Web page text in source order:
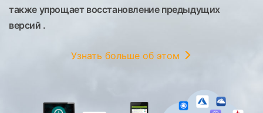
также упрощает восстановление предыдущих
версий .
Узнать больше об этом